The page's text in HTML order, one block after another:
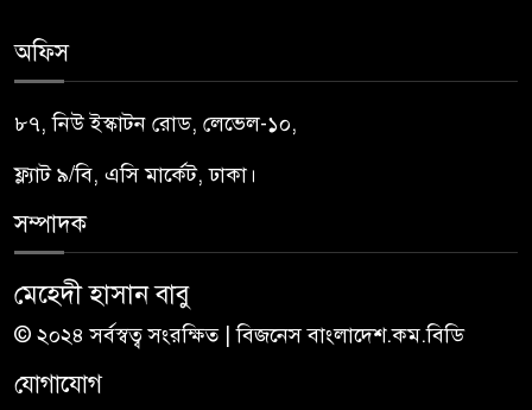
অফিস
৮৭, নিউ ইস্কাটন রোড, লেভেল-১০,
ফ্ল্যাট ৯/বি, এসি মার্কেট, ঢাকা।
সম্পাদক
মেহেদী হাসান বাবু
© ২০২৪ সর্বস্বত্ব সংরক্ষিত | বিজনেস বাংলাদেশ.কম.বিডি
যোগাযোগ